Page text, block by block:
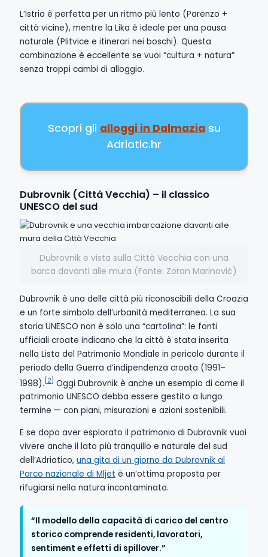
L’Istria è perfetta per un ritmo più lento (Parenzo +
città vicine), mentre la Lika è ideale per una pausa
naturale (Plitvice e itinerari nei boschi). Questa
combinazione è eccellente se vuoi “cultura + natura”
senza troppi cambi di alloggio.
Scopri gli alloggi in Dalmazia su
Adriatic.hr
Dubrovnik (Città Vecchia) – il classico
UNESCO del sud
Dubrovnik e vista sulla Città Vecchia con una
barca davanti alle mura (Fonte: Zoran Marinović)
Dubrovnik è una delle città più riconoscibili della Croazia
e un forte simbolo dell’urbanità mediterranea. La sua
storia UNESCO non è solo una “cartolina”: le fonti
ufficiali croate indicano che la città è stata inserita
nella Lista del Patrimonio Mondiale in pericolo durante il
periodo della Guerra d’indipendenza croata (1991–
1998). [2] Oggi Dubrovnik è anche un esempio di come il
patrimonio UNESCO debba essere gestito a lungo
termine — con piani, misurazioni e azioni sostenibili.
E se dopo aver esplorato il patrimonio di Dubrovnik vuoi
vivere anche il lato più tranquillo e naturale del sud
dell’Adriatico, una gita di un giorno da Dubrovnik al
Parco nazionale di Mljet è un’ottima proposta per
rifugiarsi nella natura incontaminata.
“Il modello della capacità di carico del centro
storico comprende residenti, lavoratori,
sentiment e effetti di spillover.”